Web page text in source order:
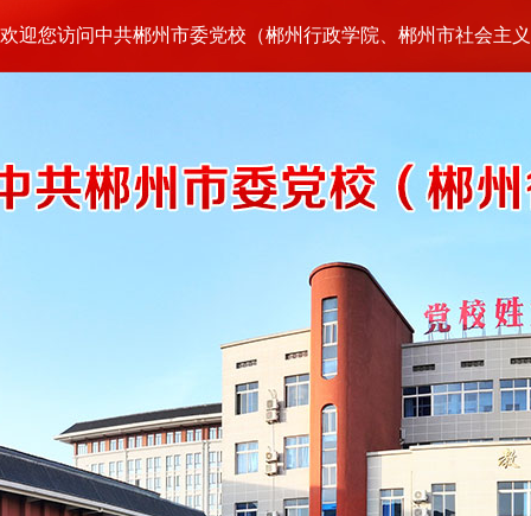
欢迎您访问中共郴州市委党校（郴州行政学院、郴州市社会主